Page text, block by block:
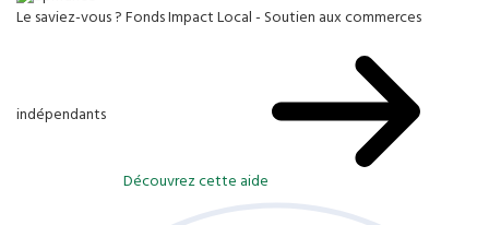
Le saviez-vous ?Fonds Impact Local - Soutien aux commerces
indépendants
Découvrez cette aide